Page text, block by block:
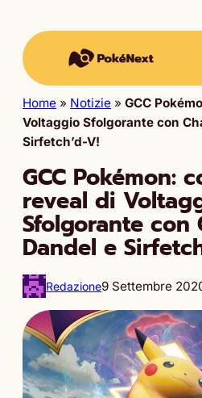
Home » Notizie » GCC
Voltaggio Sfolgorante con
Sirfetch’d-V!
GCC Pokémon:
reveal di
Sfolgorante con
Dandel e
Redazione9 Settembre